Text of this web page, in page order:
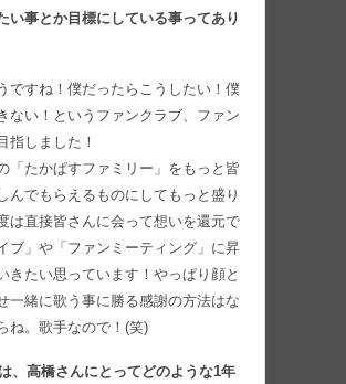
い事とか目標にしている事ってあり
ですね！僕だったらこうしたい！僕
ない！というファンクラブ、ファン
指しました！
「たかぱすファミリー」をもっと皆
んでもらえるものにしてもっと盛り
は直接皆さんに会って想いを還元で
ブ」や「ファンミーティング」に昇
きたい思っています！やっぱり顔と
一緒に歌う事に勝る感謝の方法はな
ね。歌手なので！(笑)
、高橋さんにとってどのような1年